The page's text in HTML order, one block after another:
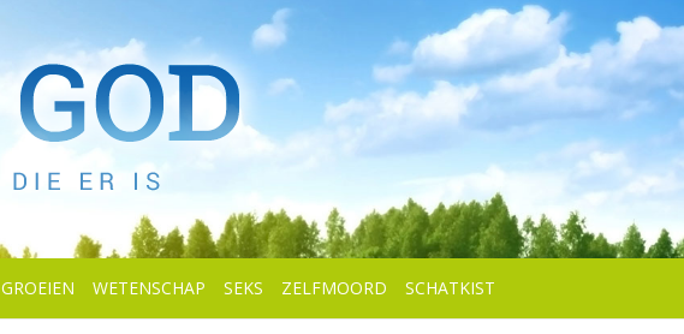
GROEIEN WETENSCHAP SEKS ZELFMOORD SCHATKIST